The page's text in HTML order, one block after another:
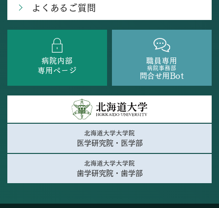
よくあるご質問
病院内部
専用ページ
職員専用
病院事務部
問合せ用Bot
北海道大学大学院
医学研究院・医学部
北海道大学大学院
歯学研究院・歯学部